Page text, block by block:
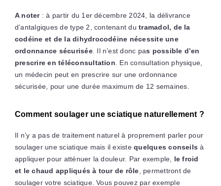
A noter: à partir du 1er décembre 2024, la délivrance
d’antalgiques de type 2, contenant dutramadol, de la
codéine et de la dihydrocodéine nécessite une
ordonnance sécurisée. Il n’est donc pas possible d’en
prescrire en téléconsultation . En consultation physique,
un médecin peut en prescrire sur une ordonnance
sécurisée, pour une durée maximum de 12 semaines.
Comment soulager une sciatique naturellement ?
Il n’y a pas de traitement naturel à proprement parler pour
soulager une sciatique mais il existequelques conseils à
appliquer pour atténuer la douleur. Par exemple, le froid
et le chaud appliqués à tour de rôle , permettront de
soulager votre sciatique. Vous pouvez par exemple